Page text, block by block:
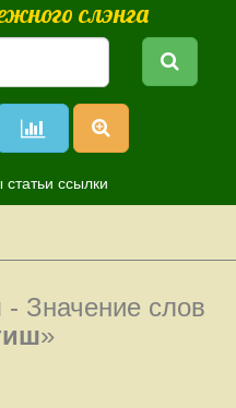
слэнга
статьи ссылки
- Значение слов
»